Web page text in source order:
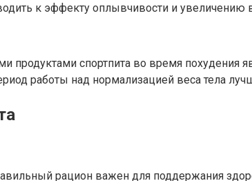
к эффекту оплывчивости и увеличению
продуктами спортпита во время
работы над нормализацией веса тела
рацион важен для поддержания